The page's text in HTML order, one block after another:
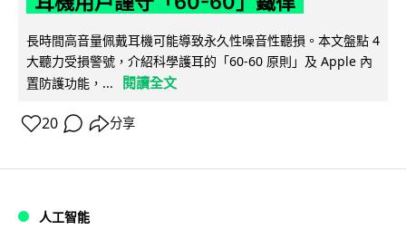
長時間高音量佩戴耳機可能導致永久性噪音性聽損。本文盤點 4
大聽力受損警號，介紹科學護耳的「60-60 原則」及 Apple 內
置防護功能，...
閱讀全文
20 分享
人工智能